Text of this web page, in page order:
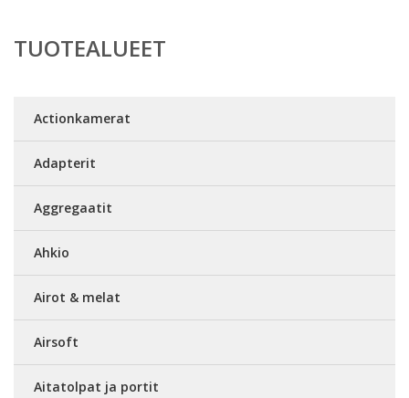
TUOTEALUEET
Actionkamerat
Adapterit
Aggregaatit
Ahkio
Airot & melat
Airsoft
Aitatolpat ja portit